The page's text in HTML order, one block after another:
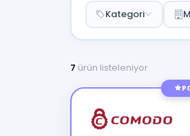
Kategori
7 ürün listeleniyor